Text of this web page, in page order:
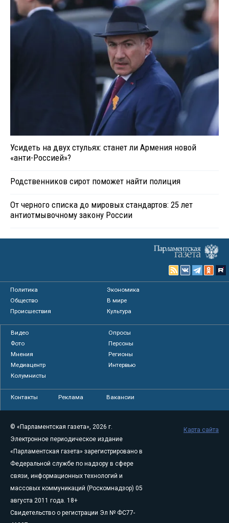
Усидеть на двух стульях: станет ли Армения новой
«анти-Россией»?
Родственников сирот поможет найти полиция
От черного списка до мировых стандартов: 25 лет
антиотмывочному закону России
Политика
Экономика
Общество
В мире
Происшествия
Культура
Видео
Опросы
Фото
Персоны
Мнения
Регионы
Медиацентр
Интервью
Колумнисты
Контакты Реклама Вакансии
© «Парламентская газета», 2026 г.
Электронное периодическое издание
«Парламентская газета» зарегистрировано в
Федеральной службе по надзору в сфере
связи, информационных технологий и
массовых коммуникаций (Роскомнадзор) 05
августа 2011 года. 18+
Свидетельство о регистрации Эл № ФС77-
Карта сайта